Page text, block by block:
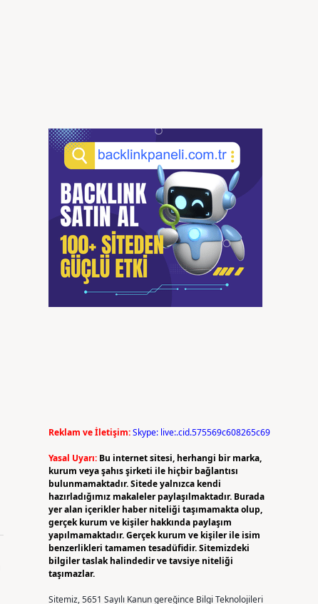
Reklam ve İletişim:Skype: live:.cid.575569c608265c69
Yasal Uyarı: Bu internet sitesi, herhangi bir marka,
kurum veya şahıs şirketi ile hiçbir bağlantısı
bulunmamaktadır. Sitede yalnızca kendi
hazırladığımız makaleler paylaşılmaktadır. Burada
yer alan içerikler haber niteliği taşımamakta olup,
gerçek kurum ve kişiler hakkında paylaşım
yapılmamaktadır. Gerçek kurum ve kişiler ile isim
benzerlikleri tamamen tesadüfidir. Sitemizdeki
bilgiler taslak halindedir ve tavsiye niteliği
taşımazlar.
Sitemiz, 5651 Sayılı Kanun gereğince Bilgi Teknolojileri